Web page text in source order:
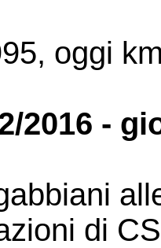
oggi
2016 -
di